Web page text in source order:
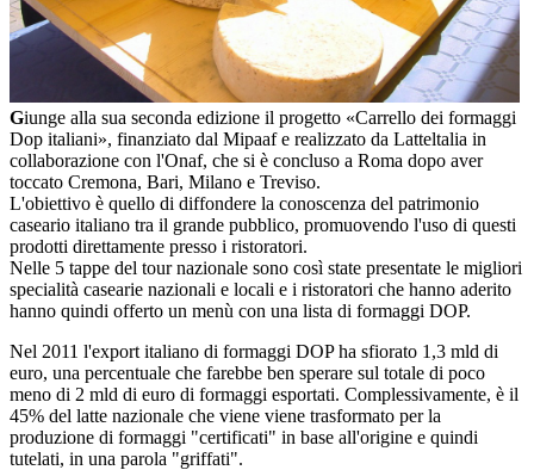
Giunge alla sua seconda edizione il progetto «Carrello dei formaggi
Dop italiani», finanziato dal Mipaaf e realizzato da Latteltalia in
collaborazione con l'Onaf, che si è concluso a Roma dopo aver
toccato Cremona, Bari, Milano e Treviso.
L'obiettivo è quello di diffondere la conoscenza del patrimonio
caseario italiano tra il grande pubblico, promuovendo l'uso di questi
prodotti direttamente presso i ristoratori.
Nelle 5 tappe del tour nazionale sono così state presentate le migliori
specialità casearie nazionali e locali e i ristoratori che hanno aderito
hanno quindi offerto un menù con una lista di formaggi DOP.
Nel 2011 l'export italiano di formaggi DOP ha sfiorato 1,3 mld di
euro, una percentuale che farebbe ben sperare sul totale di poco
meno di 2 mld di euro di formaggi esportati. Complessivamente, è il
45% del latte nazionale che viene viene trasformato per la
produzione di formaggi "certificati" in base all'origine e quindi
tutelati, in una parola "griffati".